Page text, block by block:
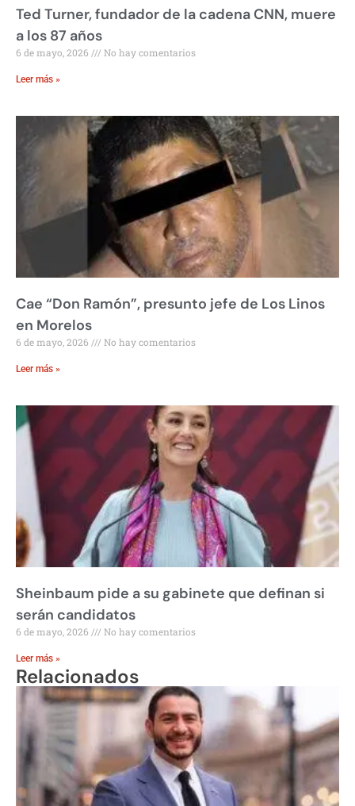
Ted Turner, fundador de la cadena CNN, muere
a los 87 años
6 de mayo, 2026 No hay comentarios
Leer más »
Cae “Don Ramón”, presunto jefe de Los Linos
en Morelos
6 de mayo, 2026 No hay comentarios
Leer más »
Sheinbaum pide a su gabinete que definan si
serán candidatos
6 de mayo, 2026 No hay comentarios
Leer más »
Relacionados